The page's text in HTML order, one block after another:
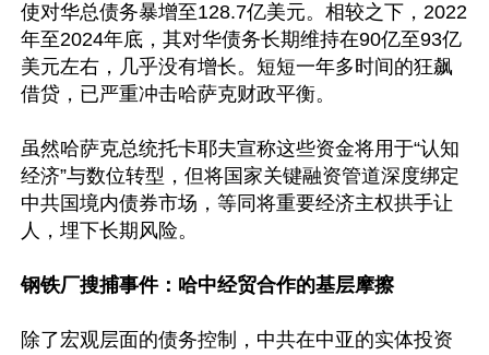
使对华总债务暴增至128.7亿美元。相较之下，2022
年至2024年底，其对华债务长期维持在90亿至93亿
美元左右，几乎没有增长。短短一年多时间的狂飙
借贷，已严重冲击哈萨克财政平衡。
虽然哈萨克总统托卡耶夫宣称这些资金将用于“认知
经济”与数位转型，但将国家关键融资管道深度绑定
中共国境内债券市场，等同将重要经济主权拱手让
人，埋下长期风险。
钢铁厂搜捕事件：哈中经贸合作的基层摩擦
除了宏观层面的债务控制，中共在中亚的实体投资